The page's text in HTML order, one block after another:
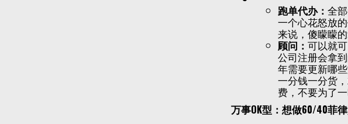
跑单代办： 全
一个心花怒放
来说，傻矇矇
顾问： 可以就
公司注册会拿
年需要更新哪
一分钱一分货
费，不要为了
万事OK型：想做60/40菲